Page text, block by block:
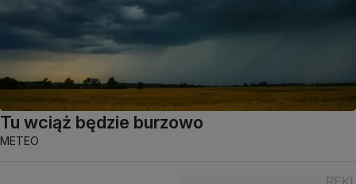
Tu wciąż będzie burzowo
METEO